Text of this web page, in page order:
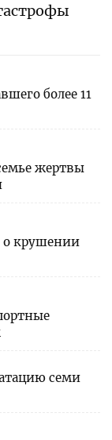
более 11
жертвы
о крушении
семи